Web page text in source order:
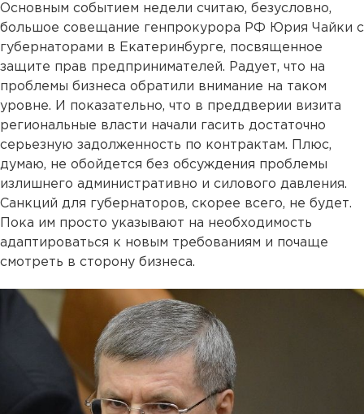
Основным событием недели считаю, безусловно,
большое совещание генпрокурора РФ Юрия Чайки с
губернаторами в Екатеринбурге, посвященное
защите прав предпринимателей. Радует, что на
проблемы бизнеса обратили внимание на таком
уровне. И показательно, что в преддверии визита
региональные власти начали гасить достаточно
серьезную задолженность по контрактам. Плюс,
думаю, не обойдется без обсуждения проблемы
излишнего административно и силового давления.
Санкций для губернаторов, скорее всего, не будет.
Пока им просто указывают на необходимость
адаптироваться к новым требованиям и почаще
смотреть в сторону бизнеса.